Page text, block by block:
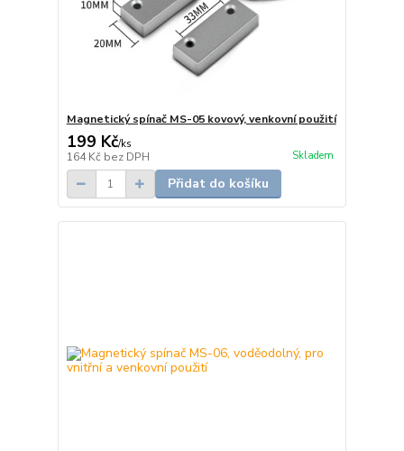
Magnetický spínač MS-05 kovový, venkovní použití
199 Kč/ks
164 Kč bez DPH Skladem
Přidat do košíku